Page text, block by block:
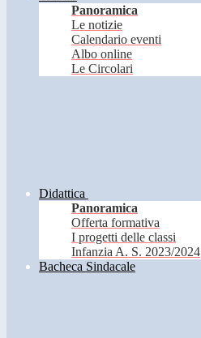
Panoramica
Le notizie
Calendario eventi
Albo online
Le Circolari
Didattica
Panoramica
Offerta formativa
I progetti delle classi
Infanzia A. S. 2023/2024
Bacheca Sindacale